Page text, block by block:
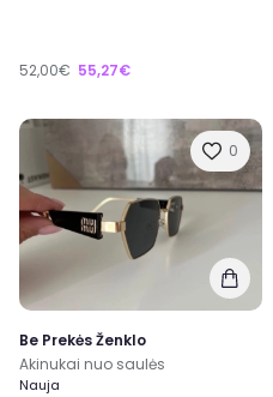
52,00€ 55,27€
0
Be Prekės Ženklo
Akinukai nuo saulės
Nauja